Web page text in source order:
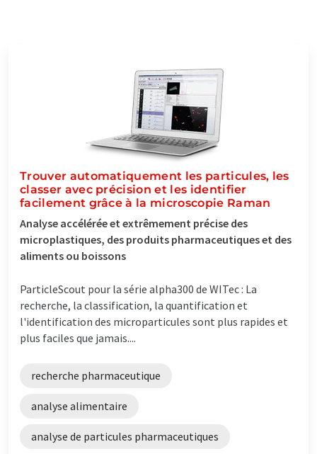
Trouver automatiquement les particules, les
classer avec précision et les identifier
facilement grâce à la microscopie Raman
Analyse accélérée et extrêmement précise des
microplastiques, des produits pharmaceutiques et des
aliments ou boissons
ParticleScout pour la série alpha300 de WITec : La
recherche, la classification, la quantification et
l'identification des microparticules sont plus rapides et
plus faciles que jamais....
recherche pharmaceutique
analyse alimentaire
analyse de particules pharmaceutiques